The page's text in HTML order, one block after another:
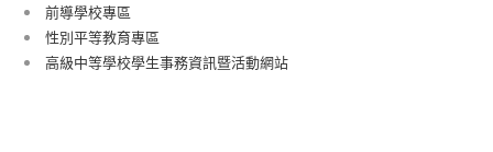
前導學校專區
性別平等教育專區
高級中等學校學生事務資訊暨活動網站